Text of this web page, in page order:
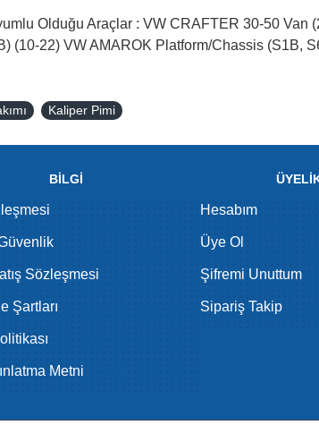
Olduğu Araçlar : VW CRAFTER 30-50
(10-22) VW AMAROK Platform/Chassis (S1B,
Kaliper Pimi
BİLGİ
Sözleşmesi
Şartları
Metni
Hesabım
Üye Ol
Şifremi Unuttum
Sipariş Takip